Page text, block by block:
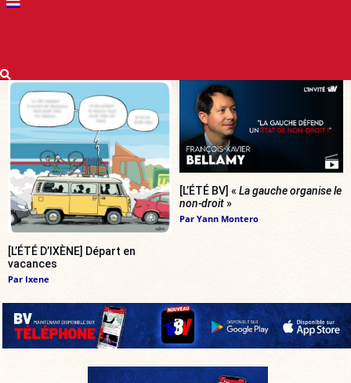
[L’ÉTÉ D’IXÈNE] Départ en
vacances
Par Ixene
[L’ÉTÉ BV] « La gauche organise le
non-droit»
Par Yann Montero